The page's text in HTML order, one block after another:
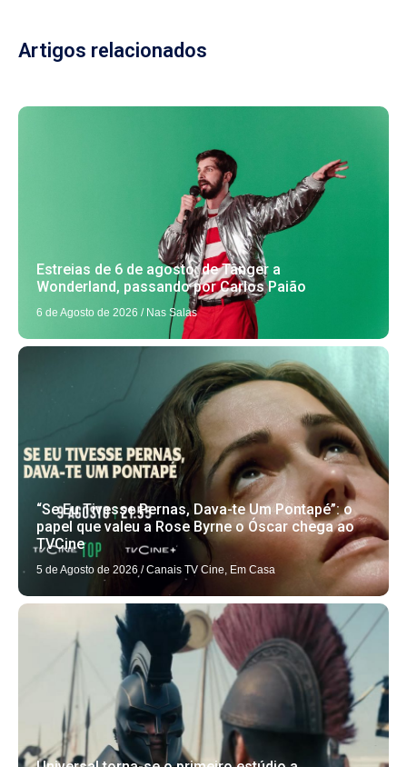
Artigos relacionados
Estreias de 6 de agosto: de Tânger a
Wonderland, passando por Carlos Paião
6 de Agosto de 2026 / Nas Salas
“Se Eu Tivesse Pernas, Dava-te Um Pontapé”: o
papel que valeu a Rose Byrne o Óscar chega ao
TVCine
5 de Agosto de 2026 / Canais TV Cine, Em Casa